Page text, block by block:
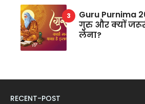
Guru Purnima
गुरु और क्यों
लेना?
RECENT-POST